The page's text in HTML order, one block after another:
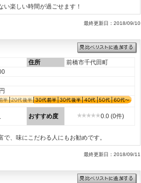
楽しい時間が過ごせます！
最終更新日：2018/09/10
住所
前橋市千代田町
おすすめ度 0.0 (0件)
、味にこだわる人にもお勧めです。
最終更新日：2018/09/11